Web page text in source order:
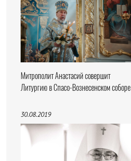
Митрополит Анастасий совершит
Литургию в Спасо-Вознесенском соборе
30.08.2019